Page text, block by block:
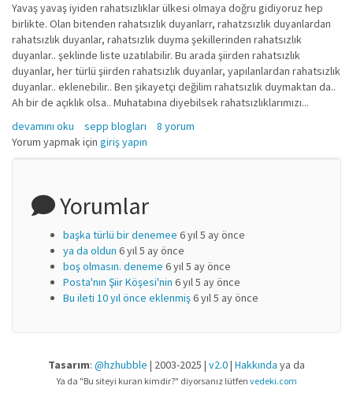
Yavaş yavaş iyiden rahatsızlıklar ülkesi olmaya doğru gidiyoruz hep
birlikte. Olan bitenden rahatsızlık duyanlarr, rahatzsızlık duyanlardan
rahatsızlık duyanlar, rahatsızlık duyma şekillerinden rahatsızlık
duyanlar.. şeklinde liste uzatılabilir. Bu arada şiirden rahatsızlık
duyanlar, her türlü şiirden rahatsızlık duyanlar, yapılanlardan rahatsızlık
duyanlar.. eklenebilir.. Ben şikayetçi değilim rahatsızlık duymaktan da..
Ah bir de açıklık olsa.. Muhatabına diyebilsek rahatsızlıklarımızı...
hay yumurtaya can veren allahım! hakkında
devamını oku sepp blogları
8 yorum
Yorum yapmak için giriş yapın
Yorumlar
başka türlü bir denemee 6 yıl 5 ay önce
ya da oldun 6 yıl 5 ay önce
boş olmasın. deneme 6 yıl 5 ay önce
Posta'nın Şiir Köşesi'nin 6 yıl 5 ay önce
Bu ileti 10 yıl önce eklenmiş6 yıl 5 ay önce
Tasarım: @hzhubble | 2003-2025 | v2.0| Hakkında ya da
Ya da "Bu siteyi kuran kimdir?" diyorsanız lütfen vedeki.com